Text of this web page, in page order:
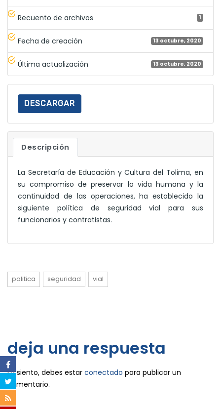
Recuento de archivos 1
Fecha de creación 13 octubre, 2020
Última actualización 13 octubre, 2020
DESCARGAR
Descripción
La Secretaría de Educación y Cultura del Tolima, en
su compromiso de preservar la vida humana y la
continuidad de las operaciones, ha establecido la
siguiente política de seguridad vial para sus
funcionarios y contratistas.
politica seguridad vial
deja una respuesta
Lo siento, debes estar conectado para publicar un
comentario.